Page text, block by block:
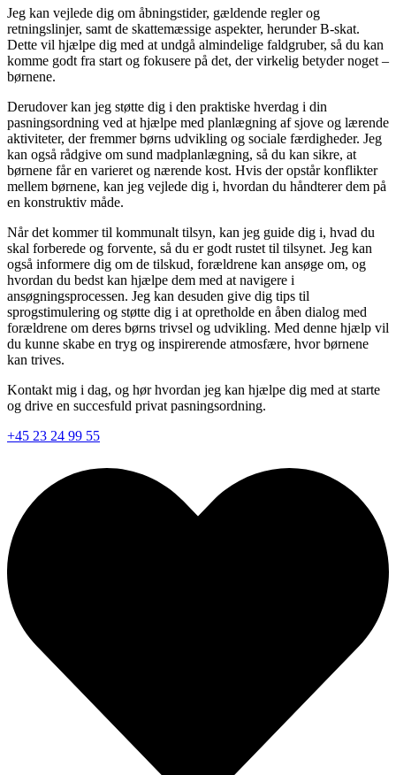
Jeg kan vejlede dig om åbningstider, gældende regler og
retningslinjer, samt de skattemæssige aspekter, herunder B-skat.
Dette vil hjælpe dig med at undgå almindelige faldgruber, så du kan
komme godt fra start og fokusere på det, der virkelig betyder noget –
børnene.
Derudover kan jeg støtte dig i den praktiske hverdag i din
pasningsordning ved at hjælpe med planlægning af sjove og lærende
aktiviteter, der fremmer børns udvikling og sociale færdigheder. Jeg
kan også rådgive om sund madplanlægning, så du kan sikre, at
børnene får en varieret og nærende kost. Hvis der opstår konflikter
mellem børnene, kan jeg vejlede dig i, hvordan du håndterer dem på
en konstruktiv måde.
Når det kommer til kommunalt tilsyn, kan jeg guide dig i, hvad du
skal forberede og forvente, så du er godt rustet til tilsynet. Jeg kan
også informere dig om de tilskud, forældrene kan ansøge om, og
hvordan du bedst kan hjælpe dem med at navigere i
ansøgningsprocessen. Jeg kan desuden give dig tips til
sprogstimulering og støtte dig i at opretholde en åben dialog med
forældrene om deres børns trivsel og udvikling. Med denne hjælp vil
du kunne skabe en tryg og inspirerende atmosfære, hvor børnene
kan trives.
Kontakt mig i dag, og hør hvordan jeg kan hjælpe dig med at starte
og drive en succesfuld privat pasningsordning.
+45 23 24 99 55